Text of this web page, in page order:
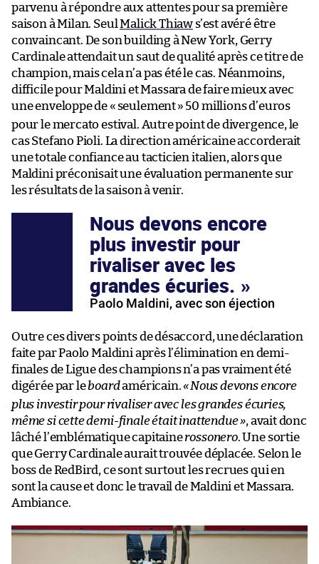
parvenu à répondre aux attentes pour sa première
saison à Milan. SeulMalick Thiaw s’est avéré être
convaincant. De son building à New York, Gerry
Cardinale attendait un saut de qualité après ce titre de
champion, mais cela n’a pas été le cas. Néanmoins,
difficile pour Maldini et Massara de faire mieux avec
une enveloppe de « seulement» 50 millions d’euros
pour le mercato estival. Autre point de divergence, le
cas Stefano Pioli. La direction américaine accorderait
une totale confiance au tacticien italien, alors que
Maldini préconisait une évaluation permanente sur
les résultats de la saison à venir.
Nous devons encore
plus investir pour
rivaliser avec les
grandes écuries.
Paolo Maldini, avec son éjection
Outre ces divers points de désaccord, une déclaration
faite par Paolo Maldini après l’élimination en demi-
finales de Ligue des champions n’a pas vraiment été
digérée par leboardaméricain.«Nous devons encore
plus investir pour rivaliser avec les grandes écuries,
même si cette demi-finale était inattendue », avait donc
lâché l’emblématique capitainerossonero. Une sortie
que Gerry Cardinale aurait trouvée déplacée. Selon le
boss de RedBird, ce sont surtout les recrues qui en
sont la cause et donc le travail de Maldini et Massara.
Ambiance.